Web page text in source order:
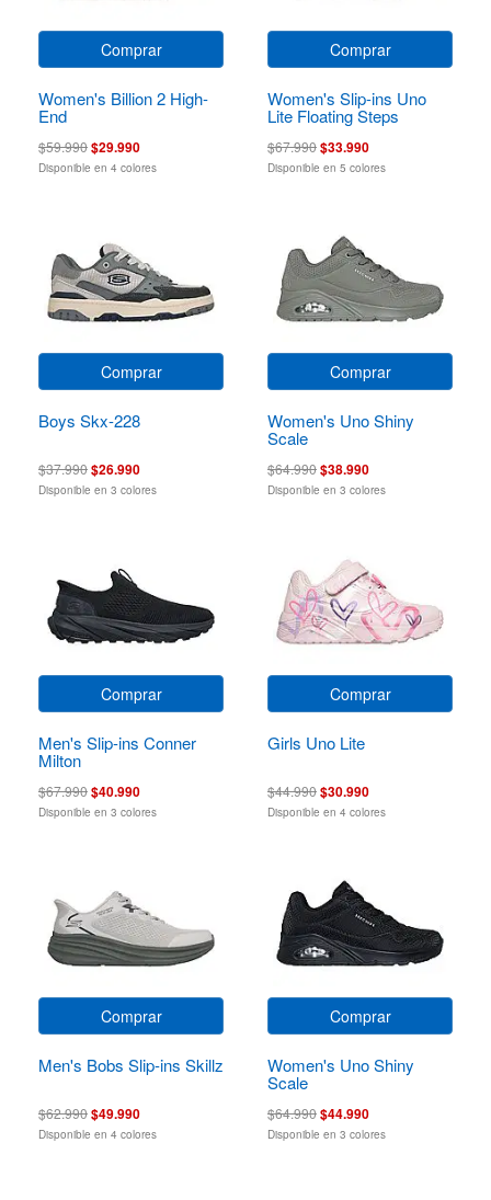
Comprar
Women's Billion 2 High-
End
$59.990$29.990
Disponible en 4 colores
Comprar
Women's Slip-ins Uno
Lite Floating Steps
$67.990$33.990
Disponible en 5 colores
Comprar
Boys Skx-228
$37.990$26.990
Disponible en 3 colores
Comprar
Women's Uno Shiny
Scale
$64.990$38.990
Disponible en 3 colores
Comprar
Men's Slip-ins Conner
Milton
$67.990$40.990
Disponible en 3 colores
Comprar
Girls Uno Lite
$44.990$30.990
Disponible en 4 colores
Comprar
Men's Bobs Slip-ins Skillz
$62.990$49.990
Disponible en 4 colores
Comprar
Women's Uno Shiny
Scale
$64.990$44.990
Disponible en 3 colores